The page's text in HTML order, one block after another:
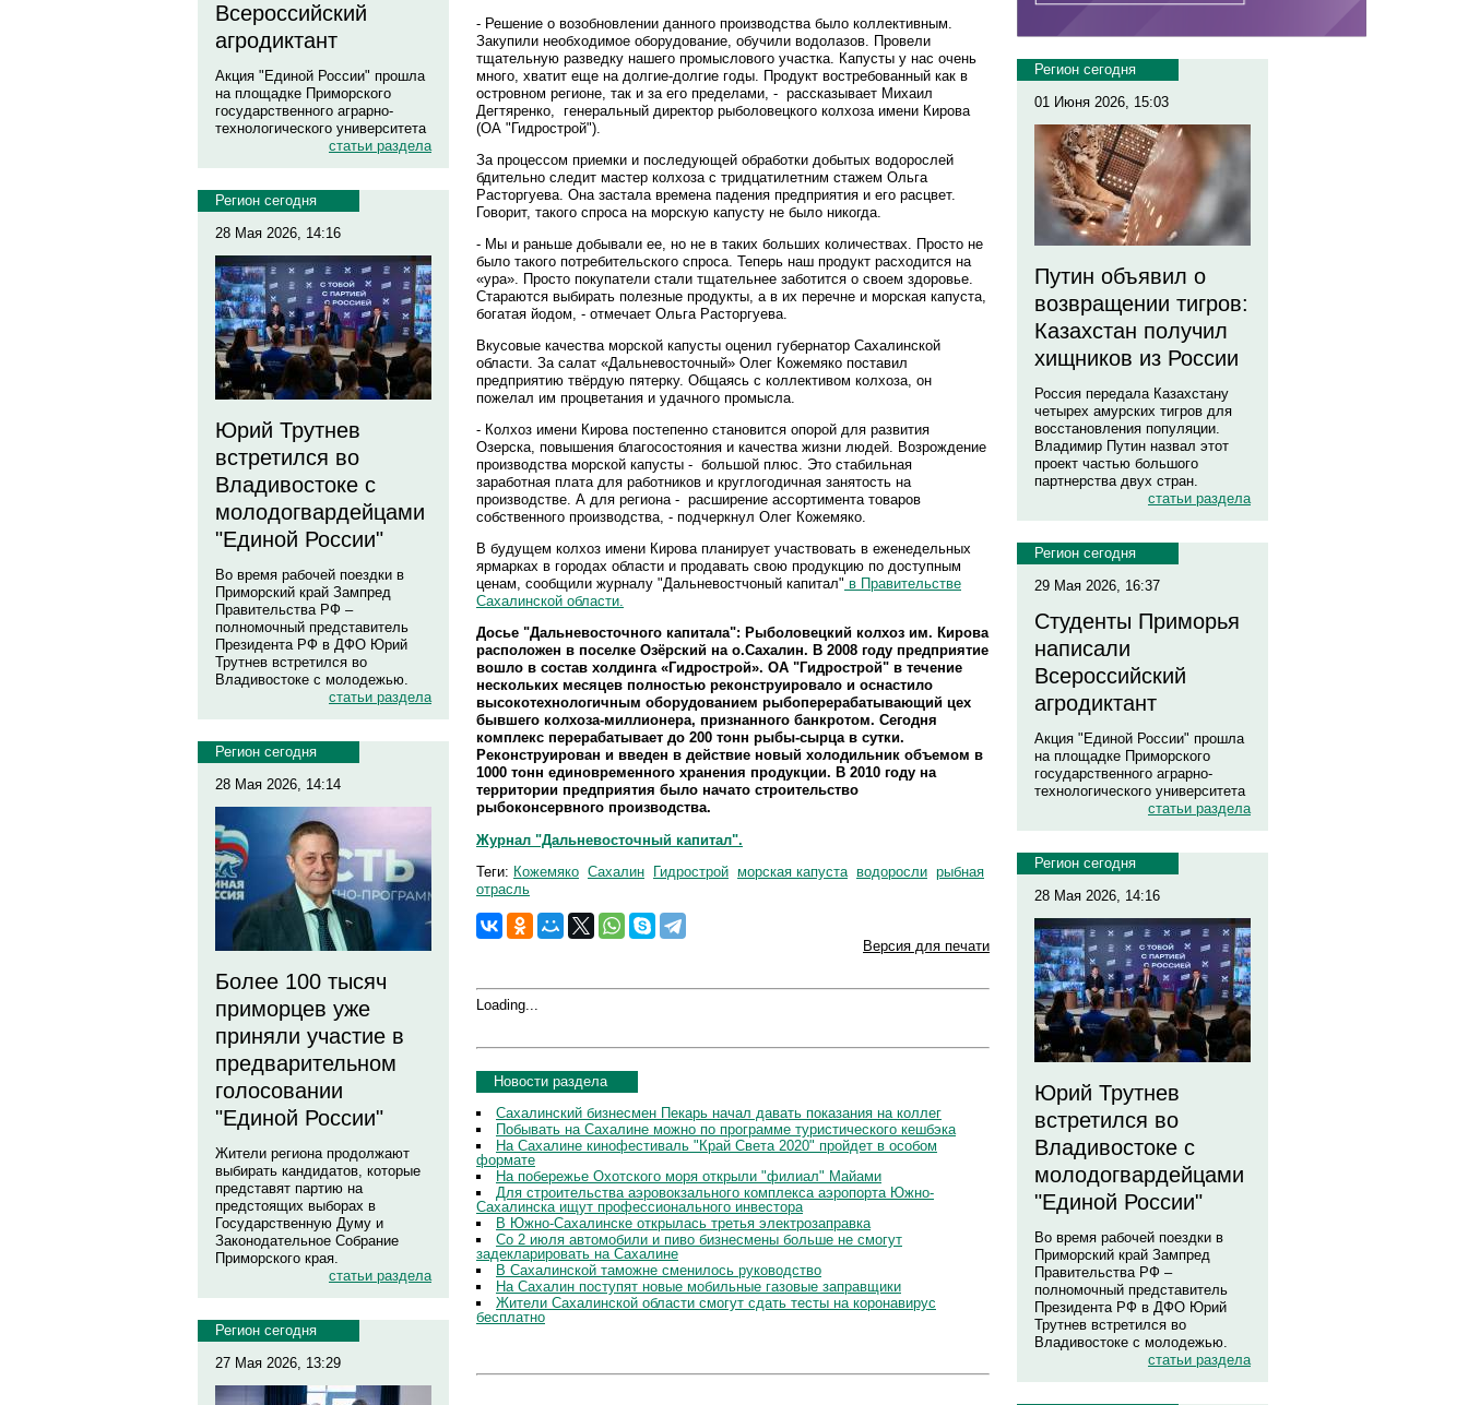
Всероссийский
агродиктант
Акция "Единой России" прошла
на площадке Приморского
государственного аграрно-
технологического университета
статьи раздела
Регион сегодня
28 Мая 2026, 14:16
Юрий Трутнев
встретился во
Владивостоке с
молодогвардейцами
"Единой России"
Во время рабочей поездки в
Приморский край Зампред
Правительства РФ –
полномочный представитель
Президента РФ в ДФО Юрий
Трутнев встретился во
Владивостоке с молодежью.
статьи раздела
Регион сегодня
28 Мая 2026, 14:14
Более 100 тысяч
приморцев уже
приняли участие в
предварительном
голосовании
"Единой России"
Жители региона продолжают
выбирать кандидатов, которые
представят партию на
предстоящих выборах в
Государственную Думу и
Законодательное Собрание
Приморского края.
статьи раздела
Регион сегодня
27 Мая 2026, 13:29
- Решение о возобновлении данного производства было коллективным.
Закупили необходимое оборудование, обучили водолазов. Провели
тщательную разведку нашего промыслового участка. Капусты у нас очень
много, хватит еще на долгие-долгие годы. Продукт востребованный как в
островном регионе, так и за его пределами, - рассказывает Михаил
Дегтяренко, генеральный директор рыболовецкого колхоза имени Кирова
(ОА "Гидрострой").
За процессом приемки и последующей обработки добытых водорослей
бдительно следит мастер колхоза с тридцатилетним стажем Ольга
Расторгуева. Она застала времена падения предприятия и его расцвет.
Говорит, такого спроса на морскую капусту не было никогда.
- Мы и раньше добывали ее, но не в таких больших количествах. Просто не
было такого потребительского спроса. Теперь наш продукт расходится на
«ура». Просто покупатели стали тщательнее заботится о своем здоровье.
Стараются выбирать полезные продукты, а в их перечне и морская капуста,
богатая йодом, - отмечает Ольга Расторгуева.
Вкусовые качества морской капусты оценил губернатор Сахалинской
области. За салат «Дальневосточный» Олег Кожемяко поставил
предприятию твёрдую пятерку. Общаясь с коллективом колхоза, он
пожелал им процветания и удачного промысла.
- Колхоз имени Кирова постепенно становится опорой для развития
Озерска, повышения благосостояния и качества жизни людей. Возрождение
производства морской капусты - большой плюс. Это стабильная
заработная плата для работников и круглогодичная занятость на
производстве. А для региона - расширение ассортимента товаров
собственного производства, - подчеркнул Олег Кожемяко.
В будущем колхоз имени Кирова планирует участвовать в еженедельных
ярмарках в городах области и продавать свою продукцию по доступным
ценам, сообщили журналу "Дальневостчоный капитал" в Правительстве
Сахалинской области.
Досье "Дальневосточного капитала": Рыболовецкий колхоз им. Кирова
расположен в поселке Озёрский на о.Сахалин. В 2008 году предприятие
вошло в состав холдинга «Гидрострой». ОА "Гидрострой" в течение
нескольких месяцев полностью реконструировало и оснастило
высокотехнологичным оборудованием рыбоперерабатывающий цех
бывшего колхоза-миллионера, признанного банкротом. Сегодня
комплекс перерабатывает до 200 тонн рыбы-сырца в сутки.
Реконструирован и введен в действие новый холодильник объемом в
1000 тонн единовременного хранения продукции. В 2010 году на
территории предприятия было начато строительство
рыбоконсервного производства.
Журнал "Дальневосточный капитал".
Теги: Кожемяко Сахалин Гидрострой морская капуста водоросли рыбная
отрасль
Версия для печати
Loading...
Новости раздела
Сахалинский бизнесмен Пекарь начал давать показания на коллег
Побывать на Сахалине можно по программе туристического кешбэка
На Сахалине кинофестиваль "Край Света 2020" пройдет в особом
формате
На побережье Охотского моря открыли "филиал" Майами
Для строительства аэровокзального комплекса аэропорта Южно-
Сахалинска ищут профессионального инвестора
В Южно-Сахалинске открылась третья электрозаправка
Со 2 июля автомобили и пиво бизнесмены больше не смогут
задекларировать на Сахалине
В Сахалинской таможне сменилось руководство
На Сахалин поступят новые мобильные газовые заправщики
Жители Сахалинской области смогут сдать тесты на коронавирус
бесплатно
Регион сегодня
01 Июня 2026, 15:03
Путин объявил о
возвращении тигров:
Казахстан получил
хищников из России
Россия передала Казахстану
четырех амурских тигров для
восстановления популяции.
Владимир Путин назвал этот
проект частью большого
партнерства двух стран.
статьи раздела
Регион сегодня
29 Мая 2026, 16:37
Студенты Приморья
написали
Всероссийский
агродиктант
Акция "Единой России" прошла
на площадке Приморского
государственного аграрно-
технологического университета
статьи раздела
Регион сегодня
28 Мая 2026, 14:16
Юрий Трутнев
встретился во
Владивостоке с
молодогвардейцами
"Единой России"
Во время рабочей поездки в
Приморский край Зампред
Правительства РФ –
полномочный представитель
Президента РФ в ДФО Юрий
Трутнев встретился во
Владивостоке с молодежью.
статьи раздела